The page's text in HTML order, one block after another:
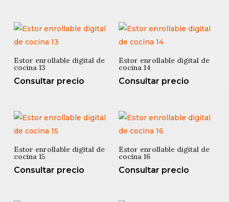
Estor enrollable digital de
cocina 13
Consultar precio
Estor enrollable digital de
cocina 14
Consultar precio
Estor enrollable digital de
cocina 15
Consultar precio
Estor enrollable digital de
cocina 16
Consultar precio